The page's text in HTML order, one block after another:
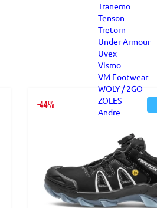
Tranemo
Tenson
Tretorn
Under Armour
Uvex
Vismo
VM Footwear
WOLY / 2GO
ZOLES
Andre
-44%